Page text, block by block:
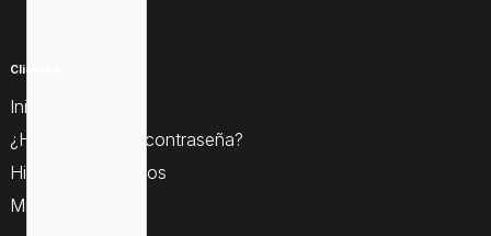
Clientes
Iniciar sesión
¿Ha olvidado su contraseña?
Historial de pedidos
Mis direcciones